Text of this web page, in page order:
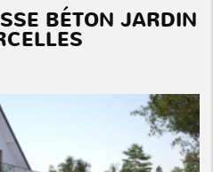
BÉTON JARDIN